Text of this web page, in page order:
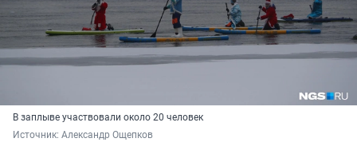
В заплыве участвовали около 20 человек
Источник: Александр Ощепков